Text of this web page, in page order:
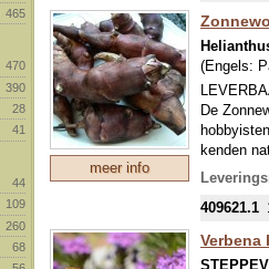
465
470
390
28
41
44
109
260
68
Binnen
vooral op
Let op:
zomer
meer info
(Engels:
De
kenden
met een
zoals
Verschil
directe
409621.1